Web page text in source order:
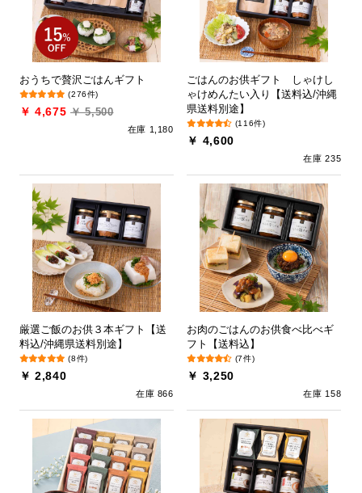
おうちで贅沢ごはんギフト
(276件)
￥ 4,675 ￥ 5,500
在庫 1,180
ごはんのお供ギフト しゃけし
ゃけめんたい入り【送料込/沖縄
県送料別途】
(116件)
￥ 4,600
在庫 235
厳選ご飯のお供３本ギフト【送
料込/沖縄県送料別途】
(8件)
￥ 2,840
在庫 866
お肉のごはんのお供食べ比べギ
フト【送料込】
(7件)
￥ 3,250
在庫 158